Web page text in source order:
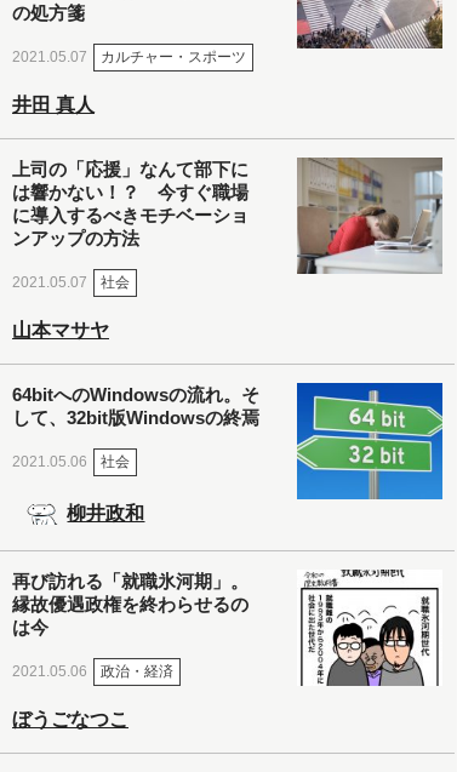
の処方箋
2021.05.07 カルチャー・スポーツ
井田 真人
上司の「応援」なんて部下に
は響かない！？ 今すぐ職場
に導入するべきモチベーショ
ンアップの方法
2021.05.07 社会
山本マサヤ
64bitへのWindowsの流れ。そ
して、32bit版Windowsの終焉
2021.05.06 社会
柳井政和
再び訪れる「就職氷河期」。
縁故優遇政権を終わらせるの
は今
2021.05.06 政治・経済
ぼうごなつこ